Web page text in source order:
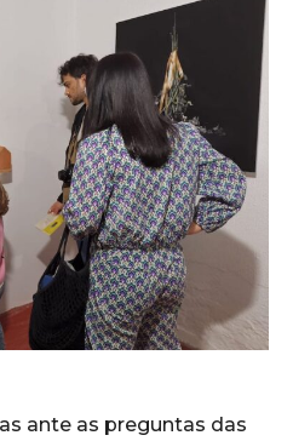
ante as preguntas das